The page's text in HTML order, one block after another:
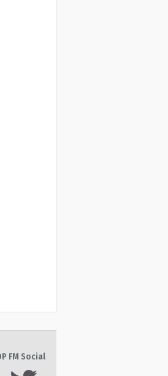
FM Social